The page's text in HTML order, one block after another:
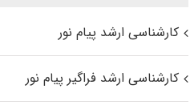
کارشناسی ارشد پیام نور
کارشناسی ارشد فراگیر پیام نور